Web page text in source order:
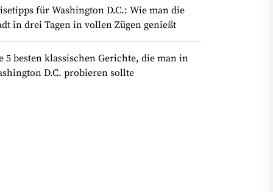
für Washington D.C.: Wie man die
in drei Tagen in vollen Zügen genießt
5 besten klassischen Gerichte, die man in
D.C. probieren sollte